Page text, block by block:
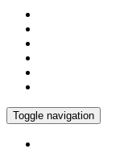
Toggle navigation